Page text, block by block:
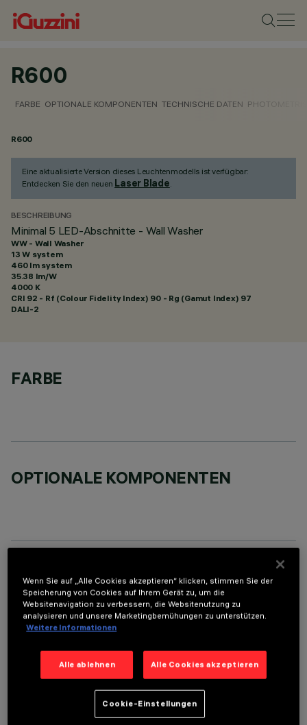
R600
FARBE OPTIONALE KOMPONENTEN TECHNISCHE DATEN
R600
Eine aktualisierte Version dieses Leuchtenmodells ist verfügbar:
Entdecken Sie den neuen Laser Blade.
BESCHREIBUNG
Minimal 5 LED-Abschnitte - Wall Washer
WW - Wall Washer
13 W system
460 lm system
35.38 lm/W
4000 K
CRI 92 - Rf (Colour Fidelity Index) 90 - Rg (Gamut Index) 97
DALI-2
FARBE
OPTIONALE KOMPONENTEN
TECHNISCHE DATEN
LETZTES UPDATE: 06.08.2026
BESCHREIBUNG
vertikale Beleuchtung von Wänden. Die patentierte
Technologie des optischen Systems sorgt für eine
gleichmäßige und leistungsstarke Bestrahlung von Wänden,
die keine Schattenzonen in Deckennähe erzeugt.
Wenn Sie auf „Alle Cookies akzeptieren“ klicken, stimmen Sie der
Speicherung von Cookies auf Ihrem Gerät zu, um die
Websitenavigation zu verbessern, die Websitenutzung zu
analysieren und unsere Marketingbemühungen zu unterstützen.
Weitere Informationen
Alle ablehnen Alle Cookies akzeptieren
Cookie-Einstellungen